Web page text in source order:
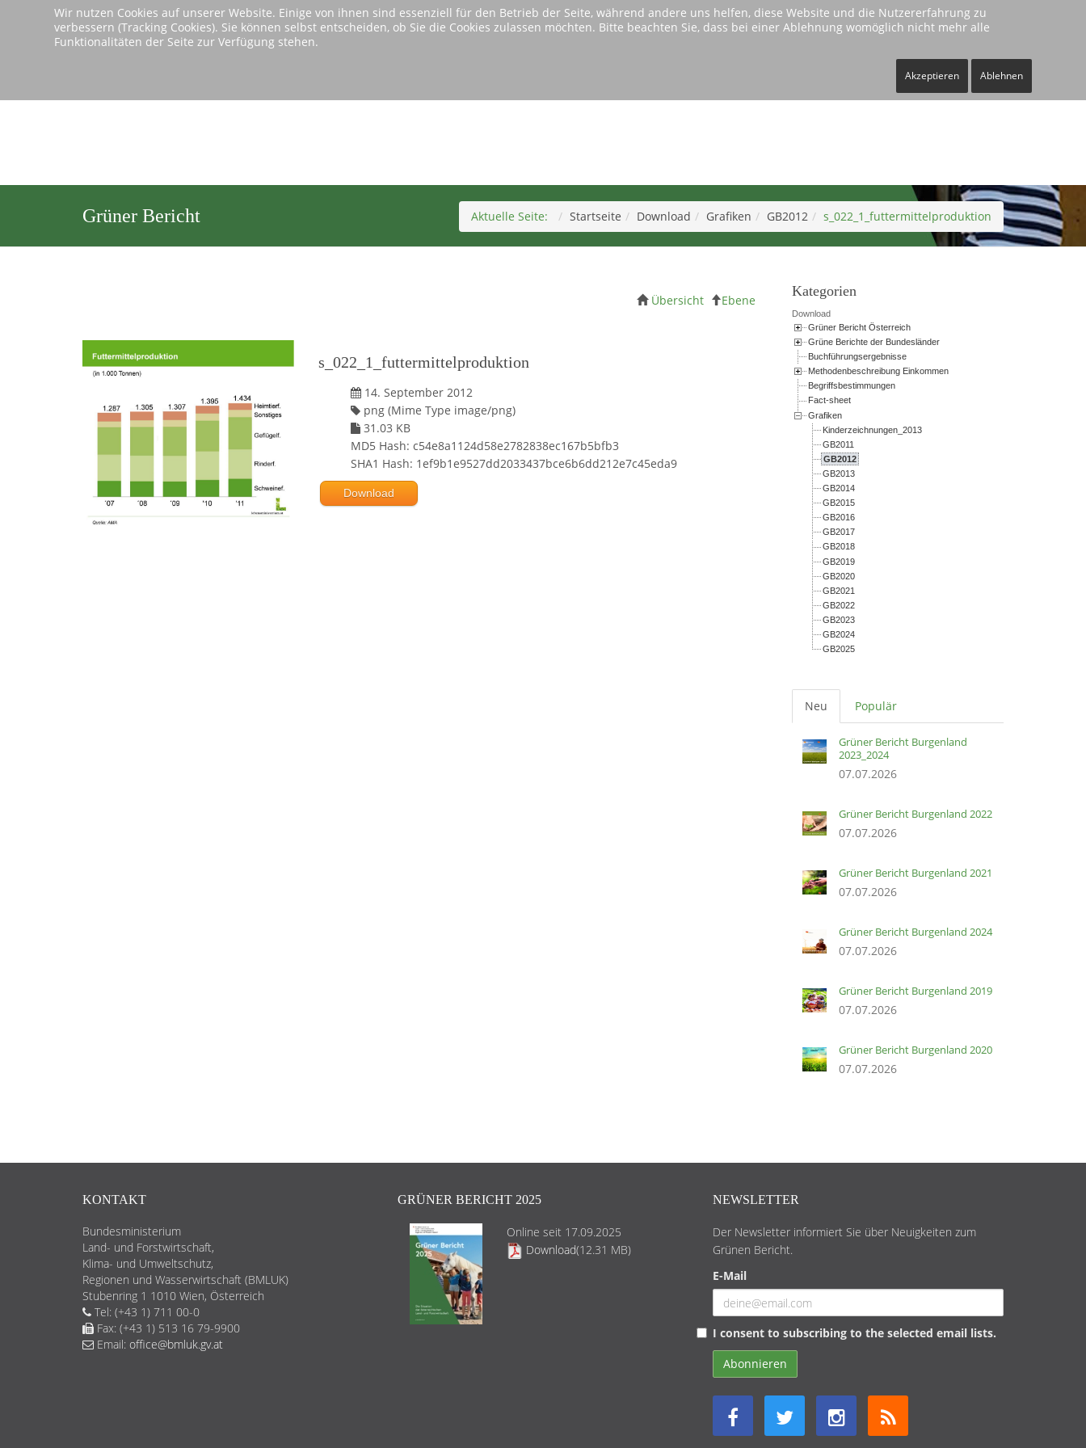
Sie benutzen eine uralte Version von Microsofts InternetExplorer.
Grüner Bericht Aktuelle Seite: Startseite Download Grafiken GB2012 s_022_1_futtermittelproduktion
Übersicht Ebene
s_022_1_futtermittelproduktion
14. September 2012
png (Mime Type image/png)
31.03 KB
MD5 Hash: c54e8a1124d58e2782838ec167b5bfb3
SHA1 Hash: 1ef9b1e9527dd2033437bce6b6dd212e7c45eda9
Download
Kategorien
Download
Grüner Bericht Österreich
Grüne Berichte der Bundesländer
Buchführungsergebnisse
Methodenbeschreibung Einkommen
Begriffsbestimmungen
Fact-sheet
Grafiken
Kinderzeichnungen_2013
GB2011
GB2012
GB2013
GB2014
GB2015
GB2016
GB2017
GB2018
GB2019
GB2020
GB2021
GB2022
GB2023
GB2024
GB2025
Neu Populär
Grüner Bericht Burgenland
2023_2024
07.07.2026
Grüner Bericht Burgenland 2022
07.07.2026
Grüner Bericht Burgenland 2021
07.07.2026
Grüner Bericht Burgenland 2024
07.07.2026
Grüner Bericht Burgenland 2019
07.07.2026
Grüner Bericht Burgenland 2020
07.07.2026
KONTAKT
Bundesministerium
Land- und Forstwirtschaft,
Klima- und Umweltschutz,
Regionen und Wasserwirtschaft (BMLUK)
Stubenring 1 1010 Wien, Österreich
Tel: (+43 1) 711 00-0
Fax: (+43 1) 513 16 79-9900
Email: office@bmluk.gv.at
GRÜNER BERICHT 2025
Online seit 17.09.2025
Download(12.31 MB)
NEWSLETTER
Der Newsletter informiert Sie über Neuigkeiten zum
Grünen Bericht.
E-Mail
I consent to subscribing to the selected email lists.
Abonnieren
Wir nutzen Cookies auf unserer Website. Einige von ihnen sind essenziell für den Betrieb der Seite, während andere uns helfen, diese Website und die Nutzererfahrung zu
verbessern (Tracking Cookies). Sie können selbst entscheiden, ob Sie die Cookies zulassen möchten. Bitte beachten Sie, dass bei einer Ablehnung womöglich nicht mehr alle
Funktionalitäten der Seite zur Verfügung stehen.
Akzeptieren Ablehnen